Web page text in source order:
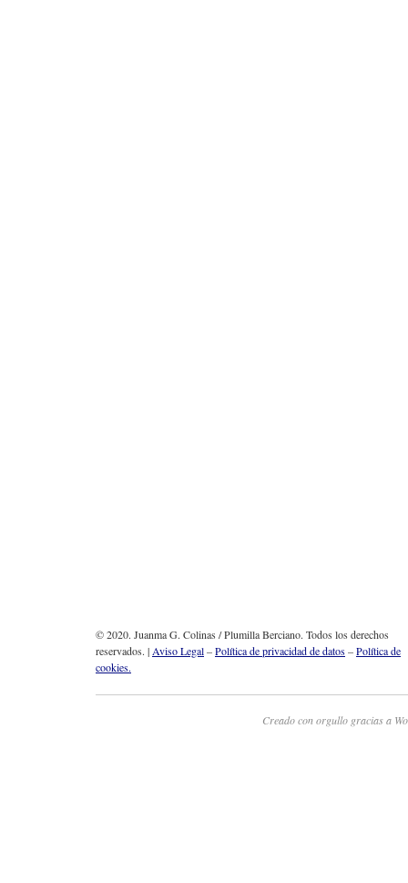
© 2020. Juanma G. Colinas / Plumilla Berciano. Todos los derechos
reservados. |Aviso Legal–Política de privacidad de datos–Política de
cookies.
Creado con orgullo gracias a